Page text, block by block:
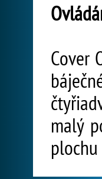
Cover
malý